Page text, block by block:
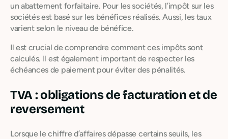
un abattement forfaitaire. Pour les sociétés, l’impôt sur les
sociétés est basé sur les bénéfices réalisés. Aussi, les taux
varient selon le niveau de bénéfice.
Il est crucial de comprendre comment ces impôts sont
calculés. Il est également important de respecter les
échéances de paiement pour éviter des pénalités.
TVA : obligations de facturation et de
reversement
Lorsque le chiffre d’affaires dépasse certains seuils, les